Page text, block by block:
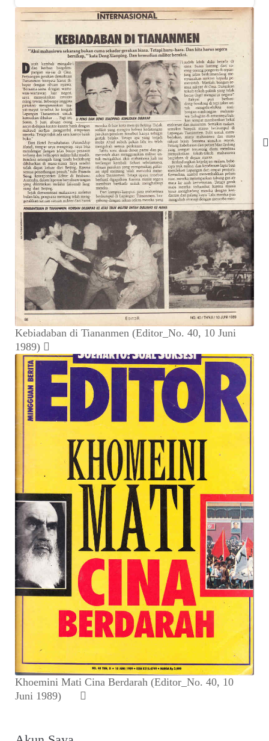
Kebiadaban di Tiananmen (Editor_No. 40, 10 Juni
1989)
Khoemini Mati Cina Berdarah (Editor_No. 40, 10
Juni 1989)